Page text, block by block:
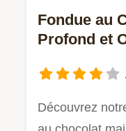
Fondue au
Profond et
Découvrez